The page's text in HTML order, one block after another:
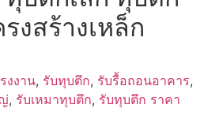
งสร้างเหล็ก
งงาน, รับทุบตึก, รับรื้อถอนอาคาร,
, รับเหมาทุบตึก, รับทุบตึก ราคา